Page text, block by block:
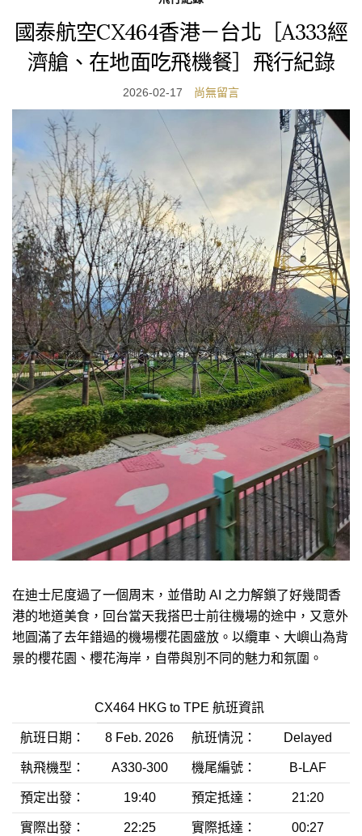
國泰航空CX464香港－台北［A333經
濟艙、在地面吃飛機餐］飛行紀錄
2026-02-17 尚無留言
在迪士尼度過了一個周末，並借助 AI 之力解鎖了好幾間香
港的地道美食，回台當天我搭巴士前往機場的途中，又意外
地圓滿了去年錯過的機場櫻花園盛放。以纜車、大嶼山為背
景的櫻花園、櫻花海岸，自帶與別不同的魅力和氛圍。
CX464 HKG to TPE 航班資訊
航班日期： 8 Feb. 2026 航班情況： Delayed
執飛機型： A330-300 機尾編號： B-LAF
預定出發： 19:40 預定抵達： 21:20
實際出發： 22:25 實際抵達： 00:27